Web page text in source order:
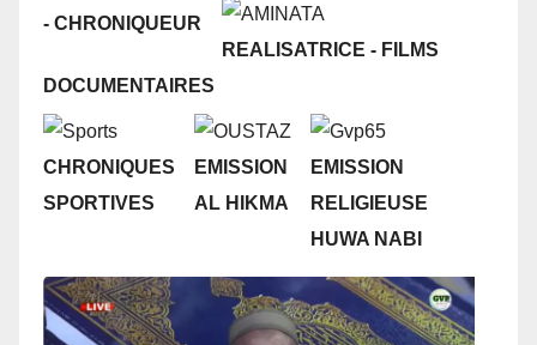
- CHRONIQUEUR
REALISATRICE - FILMS
DOCUMENTAIRES
CHRONIQUES
SPORTIVES
EMISSION
AL HIKMA
EMISSION
RELIGIEUSE
HUWA NABI